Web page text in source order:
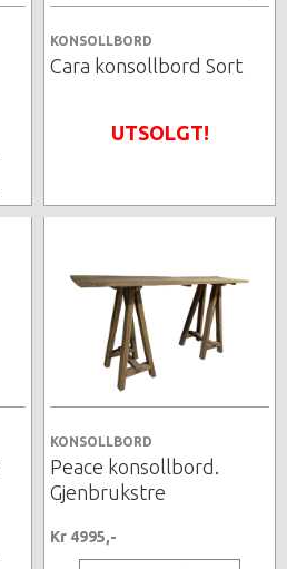
KONSOLLBORD
Cara konsollbord Sort
UTSOLGT!
KONSOLLBORD
Peace konsollbord.
Gjenbrukstre
Kr 4995,-